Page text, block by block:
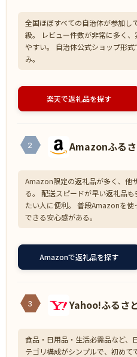
全国ほぼすべての自治体が参加し
級。 レビュー件数が非常に多く
やすい。 自治体公式ショップ形
み。
楽天で返礼品を探す
2 Amazonふる
Amazon限定の返礼品が多く、他
る。 配送スピードが早い返礼品
たい人に便利。 普段Amazonを
できる安心感がある。
Amazonで返礼品を探す
3 Yahoo!ふるさ
食品・日用品・生活必需品など、
テゴリ構成がシンプルで、初めて